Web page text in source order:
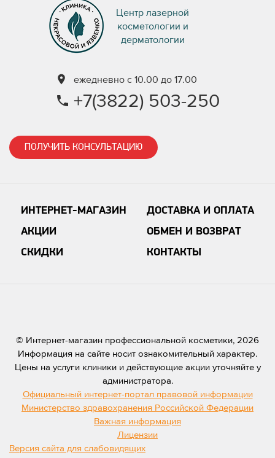
Центр лазерной
косметологии и
дерматологии
ежедневно с 10.00 до 17.00
+7(3822) 503-250
ИНТЕРНЕТ-МАГАЗИН
АКЦИИ
СКИДКИ
ДОСТАВКА И ОПЛАТА
ОБМЕН И ВОЗВРАТ
КОНТАКТЫ
ПОЛУЧИТЬ КОНСУЛЬТАЦИЮ
© Интернет-магазин профессиональной косметики, 2026
Информация на сайте носит ознакомительный характер.
Цены на услуги клиники и действующие акции уточняйте у
администратора.
Официальный интернет-портал правовой информации
Министерство здравохранения Российской Федерации
Важная информация
Лицензии
Версия сайта для слабовидящих